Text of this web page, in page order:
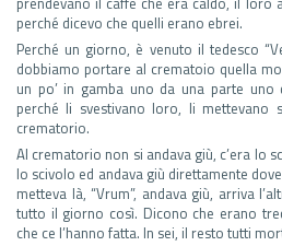
perché dicevo che quelli erano ebrei.
Perché un giorno, è venuto il tedesco
dobbiamo portare al crematoio quella
un po’ in gamba uno da una parte uno
perché li svestivano loro, li mettevano
crematorio.
Al crematorio non si andava giù, c’era lo
lo scivolo ed andava giù direttamente
metteva là, “Vrum”, andava giù, arriva
tutto il giorno così. Dicono che erano
che ce l’hanno fatta. In sei, il resto tutti